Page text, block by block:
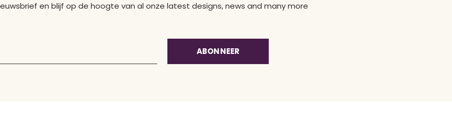
en blijf op de hoogte van al onze latest designs, news and many more
ABONNEER